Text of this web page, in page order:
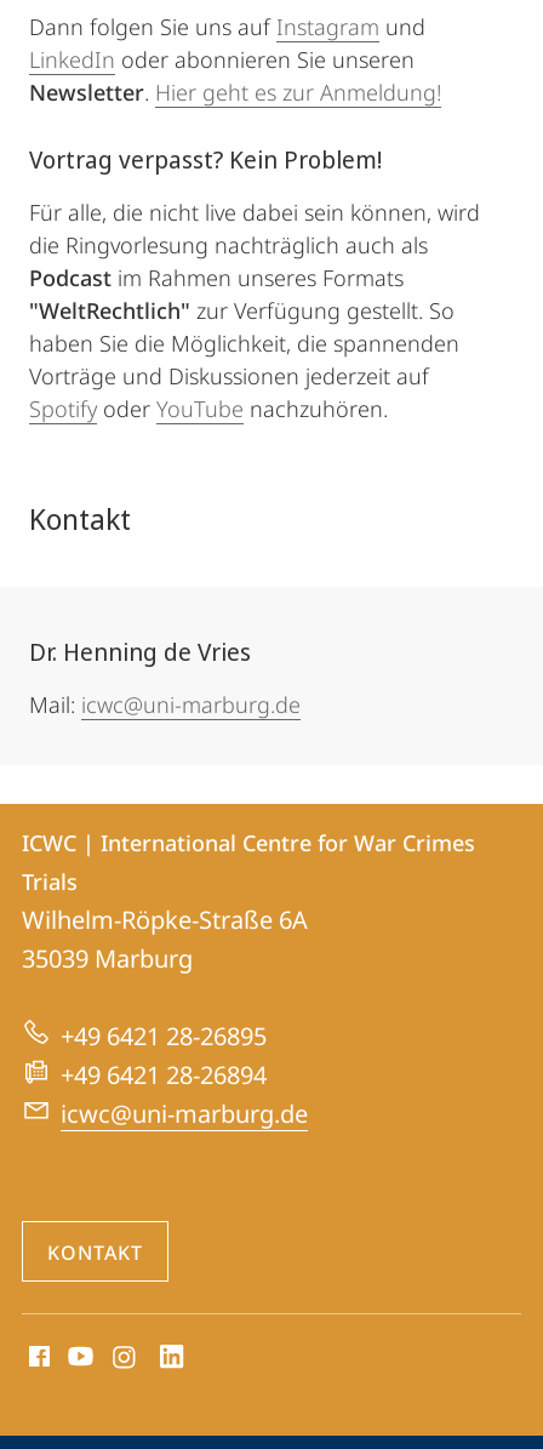
Dann folgen Sie uns auf Instagram und
LinkedIn oder abonnieren Sie unseren
Newsletter. Hier geht es zur Anmeldung!
Vortrag verpasst? Kein Problem!
Für alle, die nicht live dabei sein können, wird
die Ringvorlesung nachträglich auch als
Podcast im Rahmen unseres Formats
"WeltRechtlich" zur Verfügung gestellt. So
haben Sie die Möglichkeit, die spannenden
Vorträge und Diskussionen jederzeit auf
Spotifyoder YouTube nachzuhören.
Kontakt
Dr. Henning de Vries
Mail: icwc@uni-marburg.de
Kontakt
und
Informationen
zur
Website
Kontaktinformationen
ICWC
|
International
for
War
Crimes
Trials
ICWC | International Centre for War Crimes
Trials
Wilhelm-Röpke-Straße 6A
35039 Marburg
+49 6421 28-26895
+49 6421 28-26894
icwc@uni-marburg.de
KONTAKT
Media